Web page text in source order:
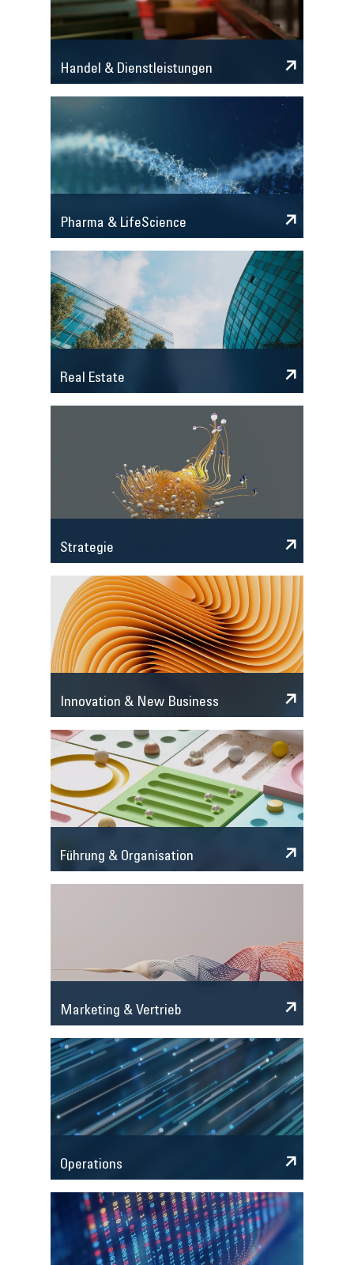
Handel & Dienstleistungen
Pharma & LifeScience
Real Estate
Strategie
Innovation & New Business
Führung & Organisation
Marketing & Vertrieb
Operations